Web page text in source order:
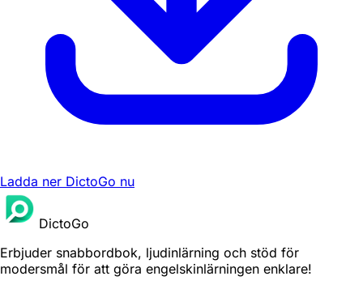
Ladda ner DictoGo nu
DictoGo
Erbjuder snabbordbok, ljudinlärning och stöd för
modersmål för att göra engelskinlärningen enklare!